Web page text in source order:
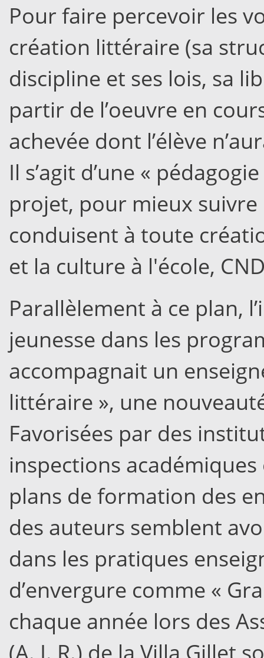
Pour faire percevoir les
création littéraire (sa
discipline et ses lois, sa
partir de l’oeuvre en
achevée dont l’élève
Il s’agit d’une «
projet, pour mieux
conduisent à toute
et la culture à l'école,
Parallèlement à ce plan,
jeunesse dans les
accompagnait un
littéraire », une
Favorisées par des
inspections
plans de formation des
des auteurs semblent
dans les pratiques
d’envergure comme «
chaque année lors des
(A. I. R.) de la Villa Gillet